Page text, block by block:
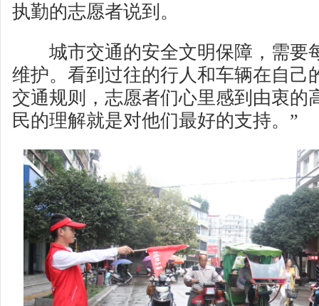
执勤的志愿者说到。
城市交通的安全文明保障，需要
维护。看到过往的行人和车辆在自己
交通规则，志愿者们心里感到由衷的
民的理解就是对他们最好的支持。”